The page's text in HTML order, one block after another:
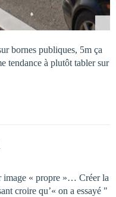
bornes publiques, 5m ça
tendance à plutôt tabler sur
image « propre »… Créer la
croire qu’« on a essayé "